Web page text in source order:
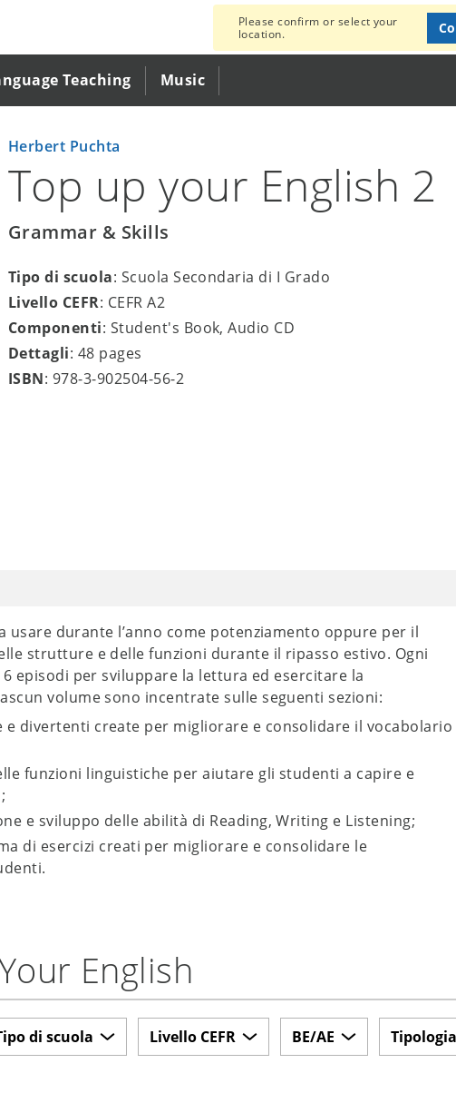
Teaching Music
Please confirm or select your
location.
Herbert Puchta
Top up your English 2
Grammar & Skills
Tipo di scuola: Scuola Secondaria di I Grado
Livello CEFR: CEFR A2
Componenti: Student's Book, Audio CD
Dettagli: 48 pages
ISBN: 978-3-902504-56-2
durante l’anno come potenziamento oppure per il
strutture e delle funzioni durante il ripasso estivo. Ogni
episodi per sviluppare la lettura ed esercitare la
volume sono incentrate sulle seguenti sezioni:
e divertenti create per migliorare e consolidare il vocabolario
funzioni linguistiche per aiutare gli studenti a capire e
e sviluppo delle abilità di Reading, Writing e Listening;
di esercizi creati per migliorare e consolidare le
English
di scuola Livello CEFR BE/AE Tipologia